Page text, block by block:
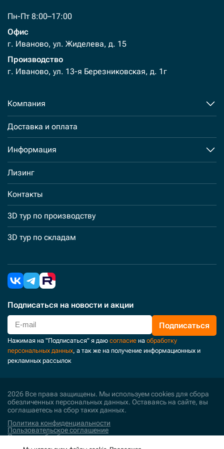
Пн-Пт 8:00–17:00
Офис
г. Иваново, ул. Жиделева, д. 15
Производство
г. Иваново, ул. 13-я Березниковская, д. 1г
Компания
Доставка и оплата
Информация
Лизинг
Контакты
3D тур по производству
3D тур по складам
Подписаться на новости и акции
Подписаться
Нажимая на "Подписаться" я даю согласие на обработку
персональных данных, а так же на получение информационных и
рекламных рассылок
2026 Все права защищены. Мы используем cookies для сбора
обезличенных персональных данных. Оставаясь на сайте, вы
соглашаетесь на сбор таких данных.
Политика конфиденциальности
Пользовательское соглашение
Политика обработки персональных данных